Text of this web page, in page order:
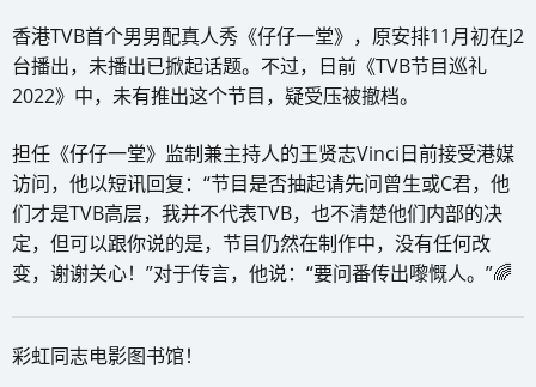
香港TVB首个男男配真人秀《仔仔一堂》，原安排11月初在J2
台播出，未播出已掀起话题。不过，日前《TVB节目巡礼
2022》中，未有推出这个节目，疑受压被撤档。
担任《仔仔一堂》监制兼主持人的王贤志Vinci日前接受港媒
访问，他以短讯回复：“节目是否抽起请先问曾生或C君，他
们才是TVB高层，我并不代表TVB，也不清楚他们内部的决
定，但可以跟你说的是，节目仍然在制作中，没有任何改
变，谢谢关心！”对于传言，他说：“要问番传出嚟慨人。”🌈
彩虹同志电影图书馆！